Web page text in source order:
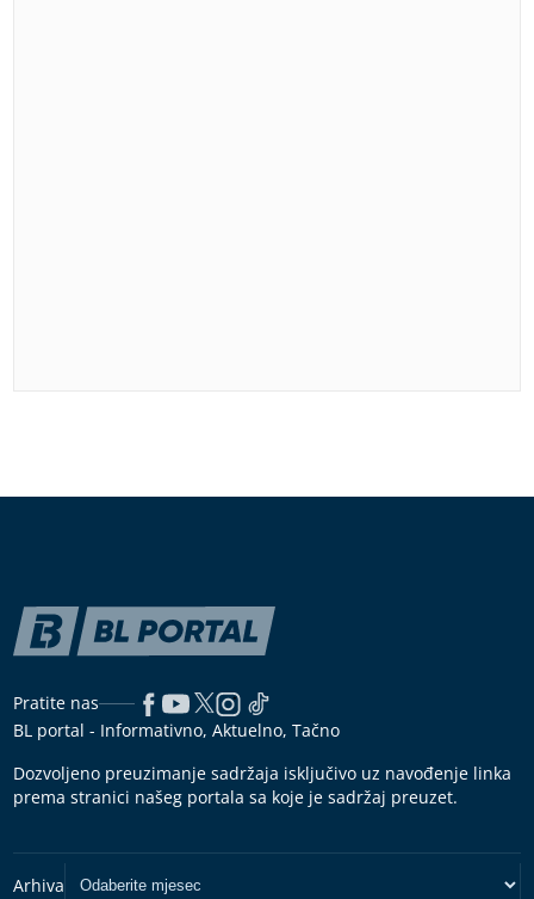
Pratite nas
BL portal - Informativno, Aktuelno, Tačno
Dozvoljeno preuzimanje sadržaja isključivo uz navođenje linka
prema stranici našeg portala sa koje je sadržaj preuzet.